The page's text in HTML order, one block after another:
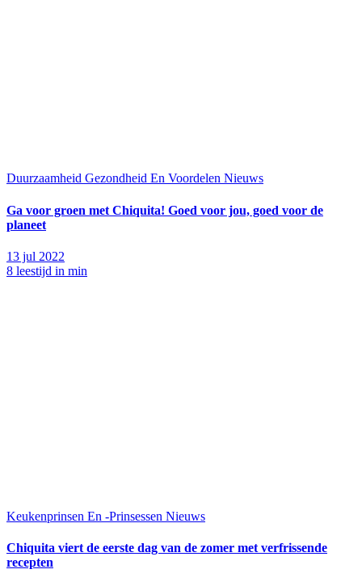
Duurzaamheid Gezondheid En Voordelen Nieuws
Ga voor groen met Chiquita! Goed voor jou, goed voor de
planeet
13 jul 2022
8 leestijd in min
Keukenprinsen En -Prinsessen Nieuws
Chiquita viert de eerste dag van de zomer met verfrissende
recepten